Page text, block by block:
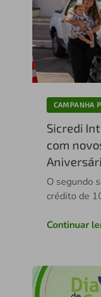
CAMPANHA
Sicredi
com
O segundo
crédito de
Continuar